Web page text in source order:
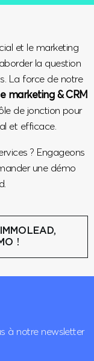
et le marketing
la question
La force de notre
marketing & CRM
de jonction pour
et efficace.
? Engageons
une démo
!
à notre newsletter